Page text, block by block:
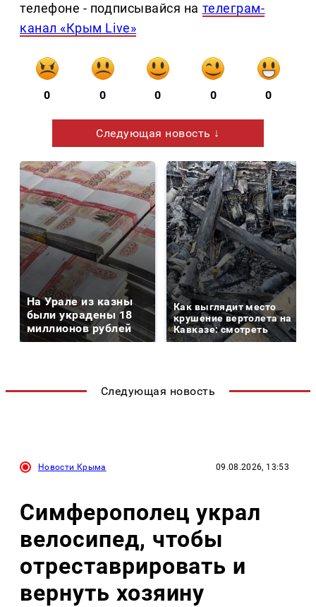
телефоне - подписывайся на телеграм-
канал «Крым Live»
0 0 0 0 0
Следующая новость ↓
На Урале из казны
были украдены 18
миллионов рублей
Как выглядит место
крушение вертолета на
Кавказе: смотреть
Следующая новость
Новости Крыма 09.08.2026, 13:53
Симферополец украл
велосипед, чтобы
отреставрировать и
вернуть хозяину